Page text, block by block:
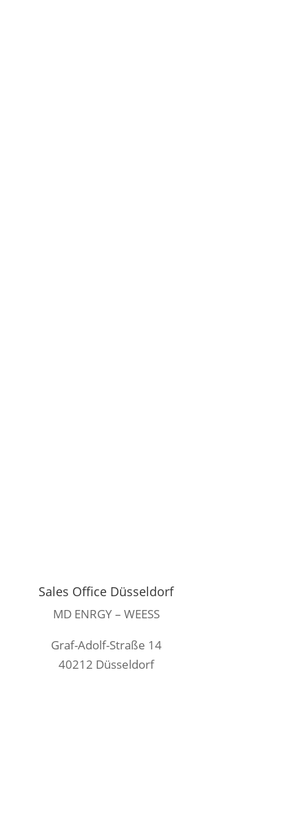
Sales Office Düsseldorf
MD ENRGY – WEESS
Graf-Adolf-Straße 14
40212 Düsseldorf